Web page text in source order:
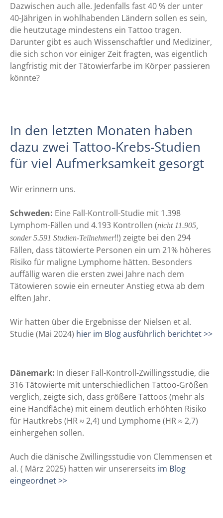
Dazwischen auch alle. Jedenfalls fast 40 % der unter
40-Jährigen in wohlhabenden Ländern sollen es sein,
die heutzutage mindestens ein Tattoo tragen.
Darunter gibt es auch Wissenschaftler und Mediziner,
die sich schon vor einiger Zeit fragten, was eigentlich
langfristig mit der Tätowierfarbe im Körper passieren
könnte?
In den letzten Monaten haben
dazu zwei Tattoo-Krebs-Studien
für viel Aufmerksamkeit gesorgt
Wir erinnern uns.
Schweden: Eine Fall-Kontroll-Studie mit 1.398
Lymphom-Fällen und 4.193 Kontrollen (nicht 11.905,
sonder 5.591 Studien-Teilnehmer!!) zeigte bei den 294
Fällen, dass tätowierte Personen ein um 21% höheres
Risiko für maligne Lymphome hätten. Besonders
auffällig waren die ersten zwei Jahre nach dem
Tätowieren sowie ein erneuter Anstieg etwa ab dem
elften Jahr.
Wir hatten über die Ergebnisse der Nielsen et al.
Studie (Mai 2024) hier im Blog ausführlich berichtet >>
Dänemark: In dieser Fall-Kontroll-Zwillingsstudie, die
316 Tätowierte mit unterschiedlichen Tattoo-Größen
verglich, zeigte sich, dass größere Tattoos (mehr als
eine Handfläche) mit einem deutlich erhöhten Risiko
für Hautkrebs (HR ≈ 2,4) und Lymphome (HR ≈ 2,7)
einhergehen sollen.
Auch die dänische Zwillingsstudie von Clemmensen et
al. ( März 2025) hatten wir unsererseits im Blog
eingeordnet >>